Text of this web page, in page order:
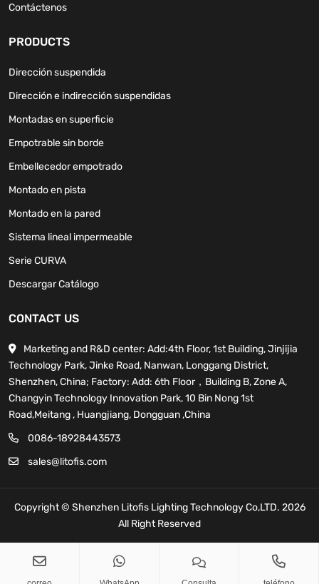
Contáctenos
PRODUCTS
Dirección suspendida
Dirección e indirección suspendidas
Montadas en superficie
Empotrable sin borde
Embellecedor empotrado
Montado en pista
Montado en la pared
Sistema lineal impermeable
Serie CURVA
Descargar Catálogo
CONTACT US
Marketing and R&D center: Add:4th Floor, 1st Building, Jinjijia
Technology Park, Jinke Road, Nanwan, Longgang District,
Shenzhen, China; Factory: Add: 6th Floor，Building B, Zone A,
Changyin Technology Innovation Park, 10 Bin Nong 1st
Road,Meitang , Huangjiang, Dongguan ,China
0086-18928443573
sales@litofis.com
Copyright © Shenzhen Litofis Lighting Technology Co,LTD. 2026
All Right Reserved
sales@litofis.com Copy